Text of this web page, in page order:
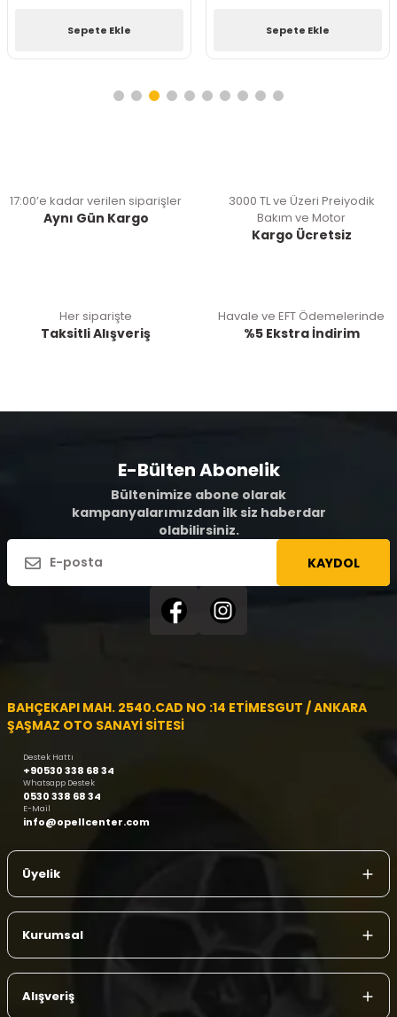
Sepete Ekle Sepete Ekle
17:00’e kadar verilen siparişler
Aynı Gün Kargo
3000 TL ve Üzeri Preiyodik
Bakım ve Motor
Kargo Ücretsiz
Her siparişte
Taksitli Alışveriş
Havale ve EFT Ödemelerinde
%5 Ekstra İndirim
E-Bülten Abonelik
Bültenimize abone olarak
kampanyalarımızdan ilk siz haberdar
olabilirsiniz.
KAYDOL
BAHÇEKAPI MAH. 2540.CAD NO :14 ETİMESGUT / ANKARA
ŞAŞMAZ OTO SANAYİ SİTESİ
Destek Hattı
+90530 338 68 34
Whatsapp Destek
0530 338 68 34
E-Mail
info@opellcenter.com
Üyelik
Kurumsal
Alışveriş